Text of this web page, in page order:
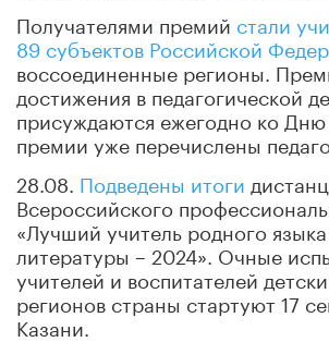
Получателями премий стали
89 субъектов Российской
воссоединенные регионы.
достижения в педагогической
присуждаются ежегодно ко Дню
премии уже перечислены
28.08. Подведены итоги
Всероссийского
«Лучший учитель родного
литературы – 2024». Очные
учителей и воспитателей
регионов страны стартуют 17
Казани.